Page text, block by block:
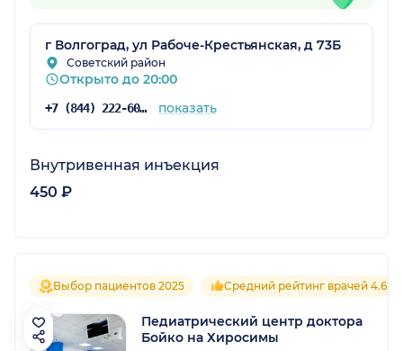
г Волгоград, ул Рабоче-Крестьянская, д 73Б
Советский район
Открыто до 20:00
+7 (844) 222-60-64 показать
Внутривенная инъекция
450 ₽
Выбор пациентов 2025 Средний рейтинг врачей 4.6
Педиатрический центр доктора
Бойко на Хиросимы